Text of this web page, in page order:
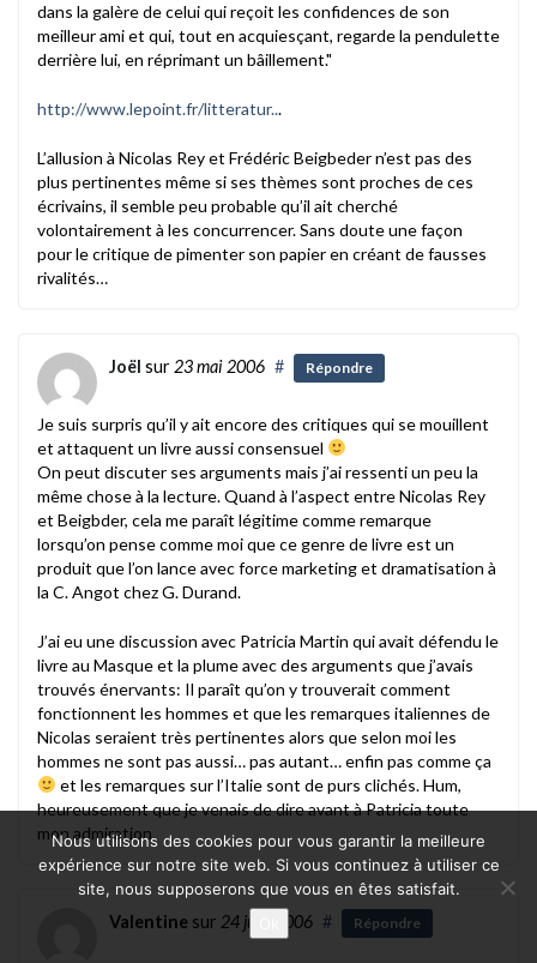
dans la galère de celui qui reçoit les confidences de son
meilleur ami et qui, tout en acquiesçant, regarde la pendulette
derrière lui, en réprimant un bâillement."
http://www.lepoint.fr/litteratur...
L’allusion à Nicolas Rey et Frédéric Beigbeder n’est pas des
plus pertinentes même si ses thèmes sont proches de ces
écrivains, il semble peu probable qu’il ait cherché
volontairement à les concurrencer. Sans doute une façon
pour le critique de pimenter son papier en créant de fausses
rivalités…
Joël sur 23 mai 2006 # Répondre
Je suis surpris qu’il y ait encore des critiques qui se mouillent
et attaquent un livre aussi consensuel
On peut discuter ses arguments mais j’ai ressenti un peu la
même chose à la lecture. Quand à l’aspect entre Nicolas Rey
et Beigbder, cela me paraît légitime comme remarque
lorsqu’on pense comme moi que ce genre de livre est un
produit que l’on lance avec force marketing et dramatisation à
la C. Angot chez G. Durand.
J’ai eu une discussion avec Patricia Martin qui avait défendu le
livre au Masque et la plume avec des arguments que j’avais
trouvés énervants: Il paraît qu’on y trouverait comment
fonctionnent les hommes et que les remarques italiennes de
Nicolas seraient très pertinentes alors que selon moi les
hommes ne sont pas aussi… pas autant… enfin pas comme ça
et les remarques sur l’Italie sont de purs clichés. Hum,
heureusement que je venais de dire avant à Patricia toute
mon admiration.
Valentine sur 24 juin 2006 # Répondre
Nous utilisons des cookies pour vous garantir la meilleure
expérience sur notre site web. Si vous continuez à utiliser ce
site, nous supposerons que vous en êtes satisfait.